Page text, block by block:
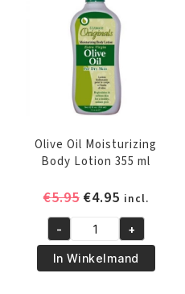
Olive Oil Moisturizing
Body Lotion 355 ml
€5.95 Oorspronkelijke
was:
€5.95.
€4.95Huidige
prijs
is:
€4.95.
incl.
Olive
Oil
Moisturizing
- +
In Winkelmand